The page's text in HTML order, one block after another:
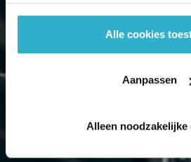
Alle cookies
Aanpassen
Alleen noodzakelijke